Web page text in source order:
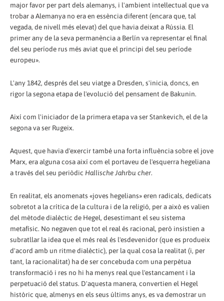
major favor per part dels alemanys, i l'ambient intel·lectual que va
trobar a Alemanya no era en essència diferent (encara que, tal
vegada, de nivell més elevat) del que havia deixat a Rússia. El
primer any de la seva permanència a Berlín va representar el final
del seu període rus més aviat que el principi del seu període
europeu».
L'any 1842, després del seu viatge a Dresden, s'inicia, doncs, en
rigor la segona etapa de l'evolució del pensament de Bakunin.
Així com l'iniciador de la primera etapa va ser Stankevich, el de la
segona va ser Rugeix.
Aquest, que havia d'exercir també una forta influència sobre el jove
Marx, era alguna cosa així com el portaveu de l'esquerra hegeliana
a través del seu periòdic Hallische Jahrbu cher.
En realitat, els anomenats «joves hegelians» eren radicals, dedicats
sobretot a la crítica de la cultura i de la religió, per a això es valien
del mètode dialèctic de Hegel, desestimant el seu sistema
metafísic. No negaven que tot el real és racional, però insistien a
subratllar la idea que el més real és l'esdevenidor (que es produeix
d'acord amb un ritme dialèctic), per la qual cosa la realitat (i, per
tant, la racionalitat) ha de ser concebuda com una perpètua
transformació i res no hi ha menys real que l'estancament i la
perpetuació del status. D'aquesta manera, convertien el Hegel
històric que, almenys en els seus últims anys, es va demostrar un